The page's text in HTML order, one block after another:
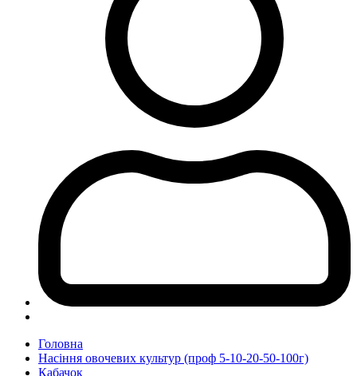
Головна
Насіння овочевих культур (проф 5-10-20-50-100г)
Кабачок